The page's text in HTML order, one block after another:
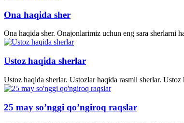
Ona haqida sher
Ona haqida sher. Onajonlarimiz uchun eng sara sherlarni
Ustoz haqida sherlar
Ustoz haqida sherlar. Ustozlar haqida rasmli sherlar.
25 may so’nggi qo’ngiroq raqslar